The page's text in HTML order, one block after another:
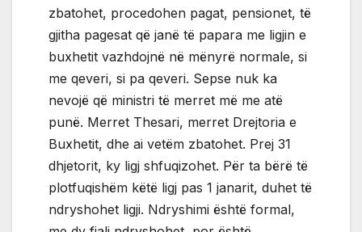
zbatohet, procedohen pagat, pensionet, të
gjitha pagesat që janë të papara me ligjin e
buxhetit vazhdojnë në mënyrë normale, si
me qeveri, si pa qeveri. Sepse nuk ka
nevojë që ministri të merret më me atë
punë. Merret Thesari, merret Drejtoria e
Buxhetit, dhe ai vetëm zbatohet. Prej 31
dhjetorit, ky ligj shfuqizohet. Për ta bërë të
plotfuqishëm këtë ligj pas 1 janarit, duhet të
ndryshohet ligji. Ndryshimi është formal,